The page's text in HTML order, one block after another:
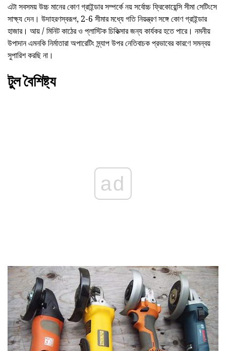
এটা সবসময় উচ্চ মানের কোণ গ্রাইন্ডার সম্পর্কে নয় সর্বোচ্চ ফ্রিকোয়েন্সি সীমা সেটিংসে
সাক্ষ্য দেন। উদাহরণস্বরূপ, 2-6 সীমার মধ্যে গতি নিয়ন্ত্রণ সঙ্গে কোণ গ্রাইন্ডার
হাজার। আয় / মিনিট কাঠের ও প্লাস্টিক চিকিত্সার জন্য কার্যকর হতে পারে। নমনীয়
উপাদান এমনকি নির্মাতারা অপারেটিং স্ন্যাপ উপর নেতিবাচক প্রভাবের কারণে সমন্বয়
সুপারিশ করছি না।
টুল বৈশিষ্ট্য
ad